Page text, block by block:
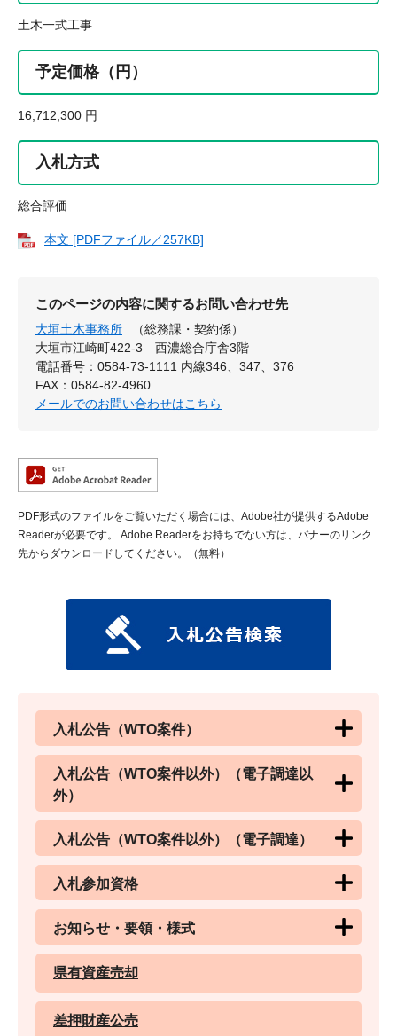
土木一式工事
予定価格（円）
16,712,300 円
入札方式
総合評価
本文 [PDFファイル／257KB]
このページの内容に関するお問い合わせ先
大垣土木事務所
（総務課・契約係）
大垣市江崎町422-3 西濃総合庁舎3階
電話番号：0584-73-1111 内線346、347、376
FAX：0584-82-4960
メールでのお問い合わせはこちら
PDF形式のファイルをご覧いただく場合には、Adobe社が提供するAdobe
Readerが必要です。
Adobe Readerをお持ちでない方は、バナーのリンク
先からダウンロードしてください。（無料）
入札公告（WTO案件）
入札公告（WTO案件以外）（電子調達以
外）
入札公告（WTO案件以外）（電子調達）
入札参加資格
お知らせ・要領・様式
県有資産売却
差押財産公売